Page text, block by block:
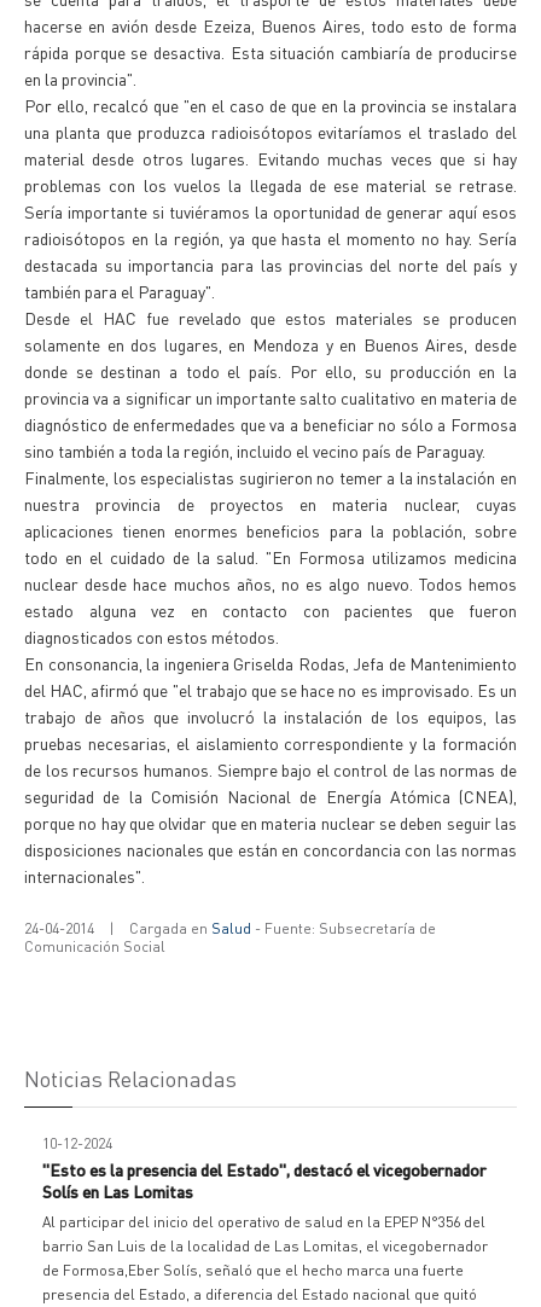
hacerse en avión desde Ezeiza, Buenos Aires, todo esto de forma
rápida porque se desactiva. Esta situación cambiaría de producirse
en la provincia".
Por ello, recalcó que "en el caso de que en la provincia se instalara
una planta que produzca radioisótopos evitaríamos el traslado del
material desde otros lugares. Evitando muchas veces que si hay
problemas con los vuelos la llegada de ese material se retrase.
Sería importante si tuviéramos la oportunidad de generar aquí esos
radioisótopos en la región, ya que hasta el momento no hay. Sería
destacada su importancia para las provincias del norte del país y
también para el Paraguay".
Desde el HAC fue revelado que estos materiales se producen
solamente en dos lugares, en Mendoza y en Buenos Aires, desde
donde se destinan a todo el país. Por ello, su producción en la
provincia va a significar un importante salto cualitativo en materia de
diagnóstico de enfermedades que va a beneficiar no sólo a Formosa
sino también a toda la región, incluido el vecino país de Paraguay.
Finalmente, los especialistas sugirieron no temer a la instalación en
nuestra provincia de proyectos en materia nuclear, cuyas
aplicaciones tienen enormes beneficios para la población, sobre
todo en el cuidado de la salud. "En Formosa utilizamos medicina
nuclear desde hace muchos años, no es algo nuevo. Todos hemos
estado alguna vez en contacto con pacientes que fueron
diagnosticados con estos métodos.
En consonancia, la ingeniera Griselda Rodas, Jefa de Mantenimiento
del HAC, afirmó que "el trabajo que se hace no es improvisado. Es un
trabajo de años que involucró la instalación de los equipos, las
pruebas necesarias, el aislamiento correspondiente y la formación
de los recursos humanos. Siempre bajo el control de las normas de
seguridad de la Comisión Nacional de Energía Atómica (CNEA),
porque no hay que olvidar que en materia nuclear se deben seguir las
disposiciones nacionales que están en concordancia con las normas
internacionales".
24-04-2014 | Cargada en Salud - Fuente: Subsecretaría de
Comunicación Social
Noticias Relacionadas
10-12-2024
"Esto es la presencia del Estado", destacó el vicegobernador
Solís en Las Lomitas
Al participar del inicio del operativo de salud en la EPEP N°356 del
barrio San Luis de la localidad de Las Lomitas, el vicegobernador
de Formosa,Eber Solís, señaló que el hecho marca una fuerte
presencia del Estado, a diferencia del Estado nacional que quitó